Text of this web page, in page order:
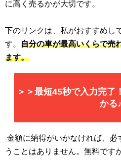
に高く売るかが大切です。
下のリンクは、私がおすすめし
す。 自分の車が最高いくらで売
ます。
＞＞最短45秒で入力完了
かる♪
金額に納得がいかなければ、必
うことはありません。無料です